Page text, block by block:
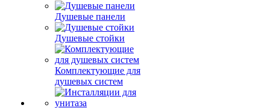
Душевые панели
Душевые стойки
Комплектующие для
душевых систем